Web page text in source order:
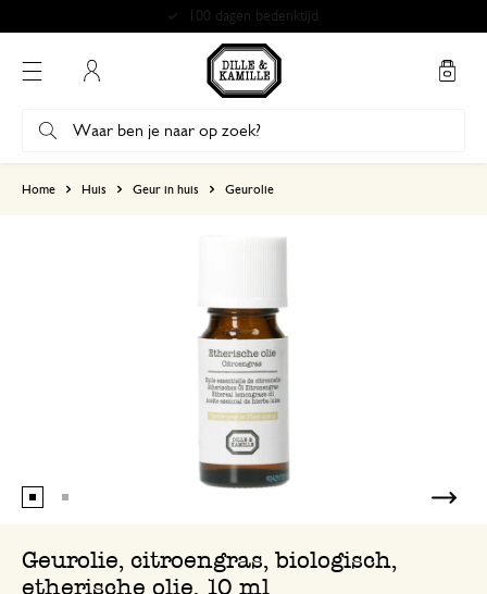
100 dagen bedenktijd
Home Huis Geur in huis Geurolie
Geurolie, citroengras, biologisch,
etherische olie, 10 ml
21 mei 2026
Enkel een score, geen toelichting
14 juni 2025